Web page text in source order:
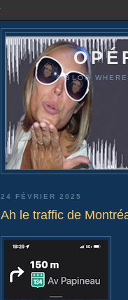
A BLOG WHERE I
24 FÉVRIER 2025
Ah le traffic de